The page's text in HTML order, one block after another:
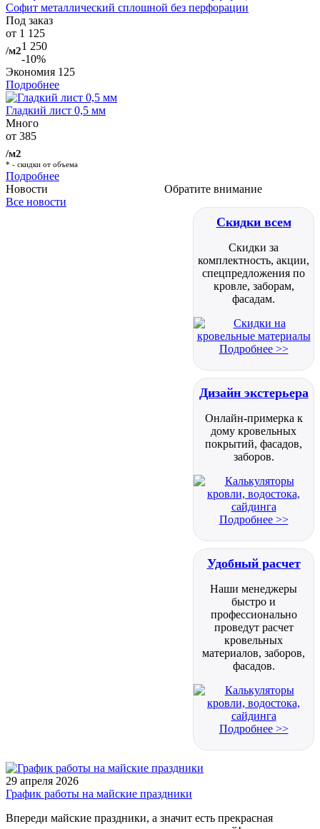
Софит металлический сплошной без перфорации
Под заказ
от 1 125
/м21 250
-10%
Экономия 125
Подробнее
Гладкий лист 0,5 мм
Много
от 385
/м2
* - скидки от объема
Подробнее
Обратите внимание
Скидки всем
Скидки за
комплектность, акции,
спецпредложения по
кровле, заборам,
фасадам.
Подробнее >>
Дизайн экстерьера
Онлайн-примерка к
дому кровельных
покрытий, фасадов,
заборов.
Подробнее >>
Удобный расчет
Наши менеджеры
быстро и
профессионально
проведут расчет
кровельных
материалов, заборов,
фасадов.
Подробнее >>
Новости
Все новости
29 апреля 2026
График работы на майские праздники
Впереди майские праздники, а значит есть прекрасная